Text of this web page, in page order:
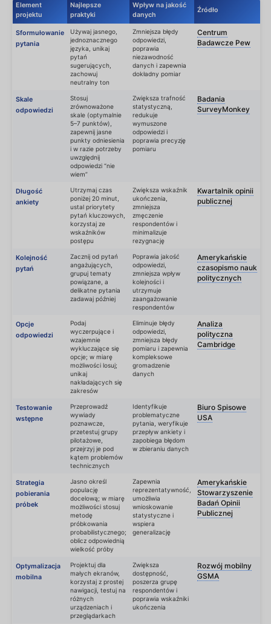
Element
projektu
Najlepsze
praktyki
Wpływ na jakość
danych
Źródło
Sformułowanie
pytania
Używaj jasnego,
jednoznacznego
języka, unikaj
pytań
sugerujących,
zachowuj
neutralny ton
Zmniejsza błędy
odpowiedzi,
poprawia
niezawodność
danych i zapewnia
dokładny pomiar
Centrum
Badawcze Pew
Skale
odpowiedzi
Stosuj
zrównoważone
skale (optymalnie
5–7 punktów),
zapewnij jasne
punkty odniesienia
i w razie potrzeby
uwzględnij
odpowiedzi “nie
wiem”
Zwiększa trafność
statystyczną,
redukuje
wymuszone
odpowiedzi i
poprawia precyzję
pomiaru
Badania
SurveyMonkey
Długość
ankiety
Utrzymaj czas
poniżej 20 minut,
ustal priorytety
pytań kluczowych,
korzystaj ze
wskaźników
postępu
Zwiększa wskaźnik
ukończenia,
zmniejsza
zmęczenie
respondentów i
minimalizuje
rezygnację
Kwartalnik opinii
publicznej
Kolejność
pytań
Zacznij od pytań
angażujących,
grupuj tematy
powiązane, a
delikatne pytania
zadawaj później
Poprawia jakość
odpowiedzi,
zmniejsza wpływ
kolejności i
utrzymuje
zaangażowanie
respondentów
Amerykańskie
czasopismo nauk
politycznych
Opcje
odpowiedzi
Podaj
wyczerpujące i
wzajemnie
wykluczające się
opcje; w miarę
możliwości losuj;
unikaj
nakładających się
zakresów
Eliminuje błędy
odpowiedzi,
zmniejsza błędy
pomiaru i zapewnia
kompleksowe
gromadzenie
danych
Analiza
polityczna
Cambridge
Testowanie
wstępne
Przeprowadź
wywiady
poznawcze,
przetestuj grupy
pilotażowe,
przejrzyj je pod
kątem problemów
technicznych
Identyfikuje
problematyczne
pytania, weryfikuje
przepływ ankiety i
zapobiega błędom
w zbieraniu danych
Biuro Spisowe
USA
Strategia
pobierania
próbek
Jasno określ
populację
docelową; w miarę
możliwości stosuj
metodę
próbkowania
probabilistycznego;
oblicz odpowiednią
wielkość próby
Zapewnia
reprezentatywność,
umożliwia
wnioskowanie
statystyczne i
wspiera
generalizację
Amerykańskie
Stowarzyszenie
Badań Opinii
Publicznej
Optymalizacja
mobilna
Projektuj dla
małych ekranów,
korzystaj z prostej
nawigacji, testuj na
różnych
urządzeniach i
przeglądarkach
Zwiększa
dostępność,
poszerza grupę
respondentów i
poprawia wskaźniki
ukończenia
Rozwój mobilny
GSMA